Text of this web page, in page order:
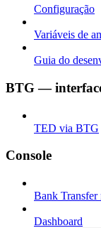
Configuração
Variáveis de
Guia do
BTG —
TED via BTG
Console
Bank Transfer
Dashboard